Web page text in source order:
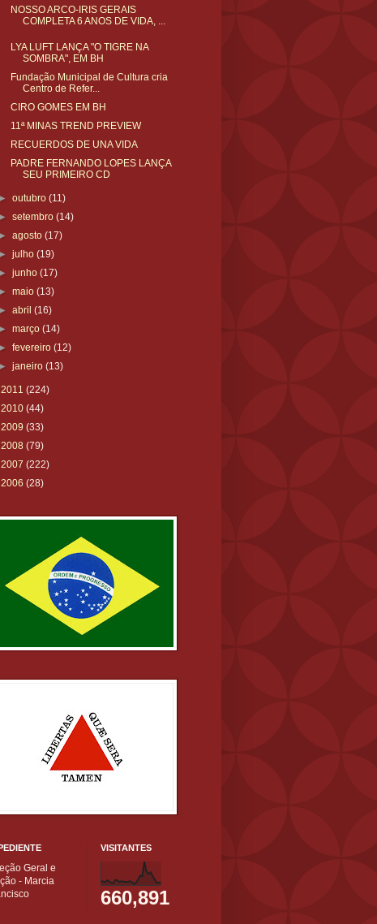
NOSSO ARCO-IRIS GERAIS
COMPLETA 6 ANOS DE VIDA, ...
LYA LUFT LANÇA "O TIGRE NA
SOMBRA", EM BH
Fundação Municipal de Cultura cria
Centro de Refer...
CIRO GOMES EM BH
11ª MINAS TREND PREVIEW
RECUERDOS DE UNA VIDA
PADRE FERNANDO LOPES LANÇA
SEU PRIMEIRO CD
►outubro(11)
►setembro(14)
►agosto(17)
►julho(19)
►junho(17)
►maio(13)
►abril(16)
►março(14)
►fevereiro(12)
►janeiro(13)
2011 (224)
2010 (44)
2009 (33)
2008 (79)
2007 (222)
2006 (28)
Geral e
- Marcia
VISITANTES
660,891